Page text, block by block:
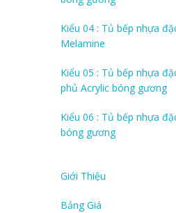
Kiểu 04 : Tủ bếp nhựa
Melamine
Kiểu 05 : Tủ bếp nhựa
phủ Acrylic bóng gương
Kiểu 06 : Tủ bếp nhựa
bóng gương
Giới Thiệu
Bảng Giá